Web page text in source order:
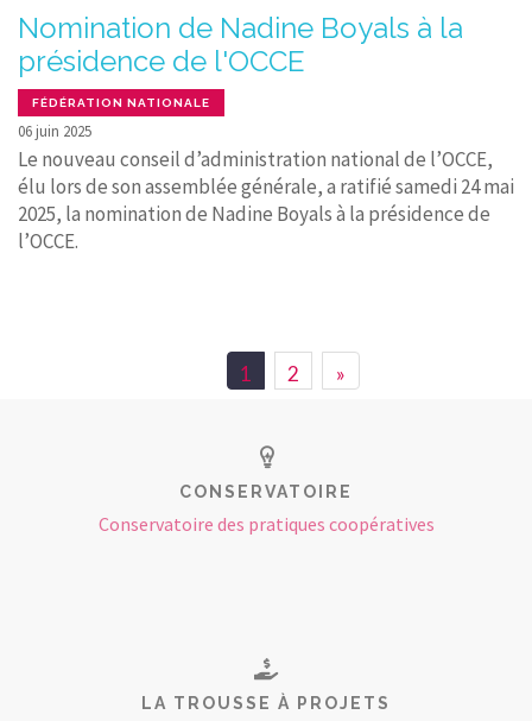
Nomination de Nadine Boyals à la
présidence de l'OCCE
FÉDÉRATION NATIONALE
06 juin 2025
Le nouveau conseil d’administration national de l’OCCE,
élu lors de son assemblée générale, a ratifié samedi 24 mai
2025, la nomination de Nadine Boyals à la présidence de
l’OCCE.
1 2 »
CONSERVATOIRE
Conservatoire des pratiques coopératives
LA TROUSSE À PROJETS